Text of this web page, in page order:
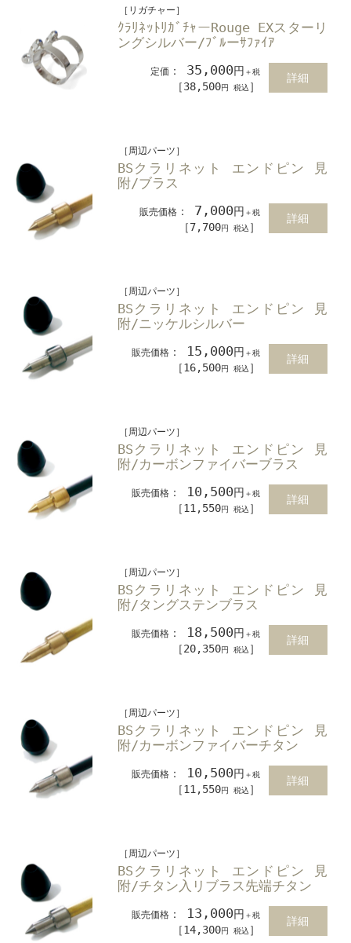
［リガチャー］
ｸﾗﾘﾈｯﾄﾘｶﾞﾁｬーRouge EXスターリ
ングシルバー/ﾌﾞﾙーｻﾌｧｲｱ
定価 ： 35,000円 ＋税
［38,500円 税込 ］
詳細
［周辺パーツ］
BSクラリネット エンドピン 見
附/ブラス
販売価格 ： 7,000円 ＋税
［7,700円 税込 ］
詳細
［周辺パーツ］
BSクラリネット エンドピン 見
附/ニッケルシルバー
販売価格 ： 15,000円 ＋税
［16,500円 税込 ］
詳細
［周辺パーツ］
BSクラリネット エンドピン 見
附/カーボンファイバーブラス
販売価格 ： 10,500円 ＋税
［11,550円 税込 ］
詳細
［周辺パーツ］
BSクラリネット エンドピン 見
附/タングステンブラス
販売価格 ： 18,500円 ＋税
［20,350円 税込 ］
詳細
［周辺パーツ］
BSクラリネット エンドピン 見
附/カーボンファイバーチタン
販売価格 ： 10,500円 ＋税
［11,550円 税込 ］
詳細
［周辺パーツ］
BSクラリネット エンドピン 見
附/チタン入リブラス先端チタン
販売価格 ： 13,000円 ＋税
［14,300円 税込 ］
詳細